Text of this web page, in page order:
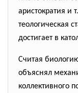
аристократия и
теологическая
достигает в
Считая
объяснял
коллективного